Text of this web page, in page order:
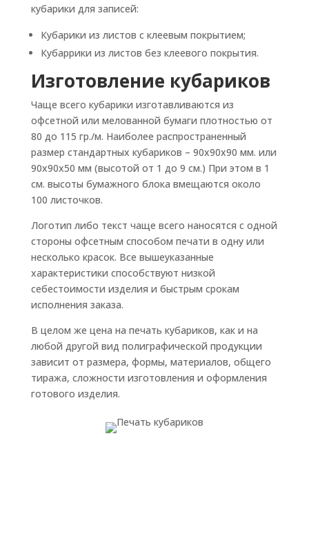
кубарики для записей:
Кубарики из листов с клеевым покрытием;
Кубаррики из листов без клеевого покрытия.
Изготовление кубариков
Чаще всего кубарики изготавливаются из
офсетной или мелованной бумаги плотностью от
80 до 115 гр./м. Наиболее распространенный
размер стандартных кубариков – 90х90х90 мм. или
90х90х50 мм (высотой от 1 до 9 см.) При этом в 1
см. высоты бумажного блока вмещаются около
100 листочков.
Логотип либо текст чаще всего наносятся с одной
стороны офсетным способом печати в одну или
несколько красок. Все вышеуказанные
характеристики способствуют низкой
себестоимости изделия и быстрым срокам
исполнения заказа.
В целом же цена на печать кубариков, как и на
любой другой вид полиграфической продукции
зависит от размера, формы, материалов, общего
тиража, сложности изготовления и оформления
готового изделия.